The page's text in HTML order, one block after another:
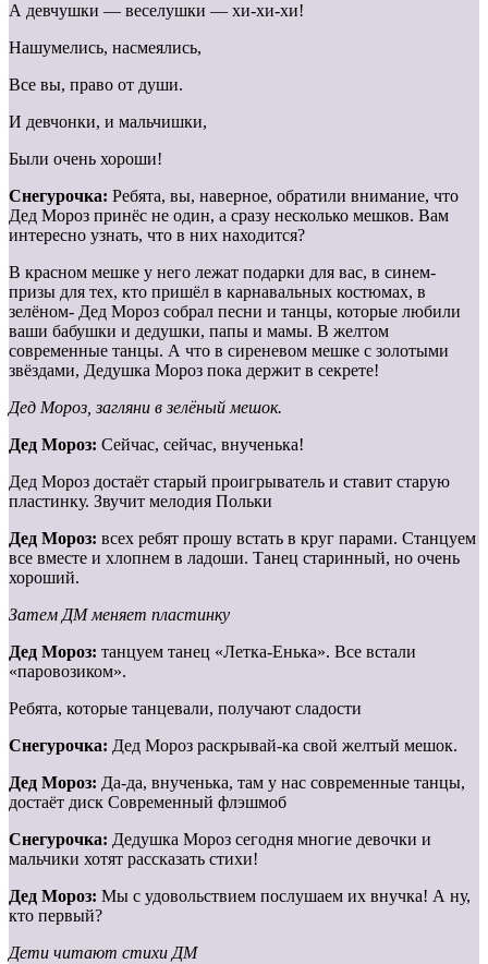
А девчушки — веселушки — хи-хи-хи!
Нашумелись, насмеялись,
Все вы, право от души.
И девчонки, и мальчишки,
Были очень хороши!
Снегурочка: Ребята, вы, наверное, обратили внимание, что
Дед Мороз принёс не один, а сразу несколько мешков. Вам
интересно узнать, что в них находится?
В красном мешке у него лежат подарки для вас, в синем-
призы для тех, кто пришёл в карнавальных костюмах, в
зелёном- Дед Мороз собрал песни и танцы, которые любили
ваши бабушки и дедушки, папы и мамы. В желтом
современные танцы. А что в сиреневом мешке с золотыми
звёздами, Дедушка Мороз пока держит в секрете!
Дед Мороз, загляни в зелёный мешок.
Дед Мороз: Сейчас, сейчас, внученька!
Дед Мороз достаёт старый проигрыватель и ставит старую
пластинку. Звучит мелодия Польки
Дед Мороз: всех ребят прошу встать в круг парами. Станцуем
все вместе и хлопнем в ладоши. Танец старинный, но очень
хороший.
Затем ДМ меняет пластинку
Дед Мороз: танцуем танец «Летка-Енька». Все встали
«паровозиком».
Ребята, которые танцевали, получают сладости
Снегурочка: Дед Мороз раскрывай-ка свой желтый мешок.
Дед Мороз: Да-да, внученька, там у нас современные танцы,
достаёт диск Современный флэшмоб
Снегурочка: Дедушка Мороз сегодня многие девочки и
мальчики хотят рассказать стихи!
Дед Мороз: Мы с удовольствием послушаем их внучка! А ну,
кто первый?
Дети читают стихи ДМ